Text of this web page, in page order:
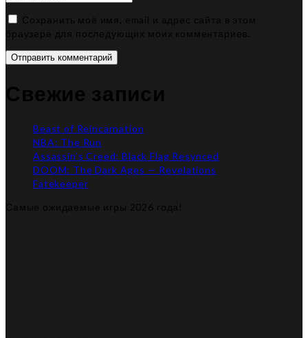
Сохранить моё имя, email и адрес сайта в этом
браузере для последующих моих комментариев.
Отправить комментарий
Свежие записи
Beast of Reincarnation
NBA: The Run
Assassin’s Creed: Black Flag Resynced
DOOM: The Dark Ages — Revelations
Fatekeeper
Самые ожидаемые игры 2026 года!